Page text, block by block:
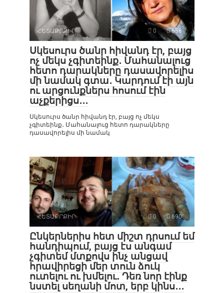
ՀԵՏԱՔՐՔԻՐ 0 658
Սկեսուրս ծանր հիվանդ էր, բայց
ոչ մեկս չգիտեինք․ Մահանալուց
հետո դարակները դասավորելիս
մի նամակ գտա․ Կարդում էի այն
ու արցունքներս հոսում էին
աչքերիցս․․․
Սկեսուրս ծանր հիվանդ էր, բայց ոչ մեկս
չգիտեինք․ Մահանալուց հետո դարակները
դասավորելիս մի նամակ
ՀԵՏԱՔՐՔԻՐ 0 690
Ընկերներիս հետ միշտ դրսում եմ
հանդիպում, բայց էս անգամ
չգիտեմ մտքովս ինչ անցավ
հրավիրեցի մեր տուն ձուկ
ուտելու ու խմելու․ Դեռ նոր էինք
նստել սեղանի մոտ, երբ կինս․․․